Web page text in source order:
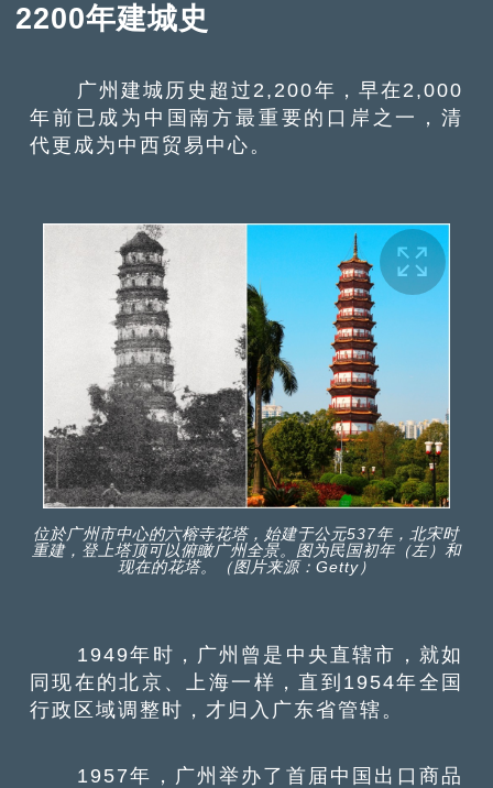
2200年建城史
广州建城历史超过2,200年，早在2,000
年前已成为中国南方最重要的口岸之一，清
代更成为中西贸易中心。
位於广州市中心的六榕寺花塔，始建于公元537年，北宋时
重建，登上塔顶可以俯瞰广州全景。图为民国初年（左）和
现在的花塔。（图片来源：Getty）
1949年时，广州曾是中央直辖市，就如
同现在的北京、上海一样，直到1954年全国
行政区域调整时，才归入广东省管辖。
1957年，广州举办了首届中国出口商品